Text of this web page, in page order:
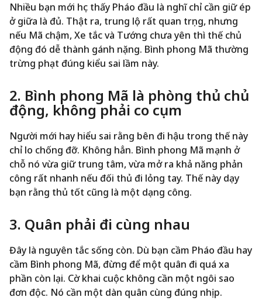
Nhiều bạn mới học thấy Pháo đầu là nghĩ chỉ cần giữ ép
ở giữa là đủ. Thật ra, trung lộ rất quan trọng, nhưng
nếu Mã chậm, Xe tắc và Tướng chưa yên thì thế chủ
động đó dễ thành gánh nặng. Bình phong Mã thường
trừng phạt đúng kiểu sai lầm này.
2. Bình phong Mã là phòng thủ chủ
động, không phải co cụm
Người mới hay hiểu sai rằng bên đi hậu trong thế này
chỉ lo chống đỡ. Không hẳn. Bình phong Mã mạnh ở
chỗ nó vừa giữ trung tâm, vừa mở ra khả năng phản
công rất nhanh nếu đối thủ đi lỏng tay. Thế này dạy
bạn rằng thủ tốt cũng là một dạng công.
3. Quân phải đi cùng nhau
Đây là nguyên tắc sống còn. Dù bạn cầm Pháo đầu hay
cầm Bình phong Mã, đừng để một quân đi quá xa
phần còn lại. Cờ khai cuộc không cần một ngôi sao
đơn độc. Nó cần một dàn quân cùng đúng nhịp.